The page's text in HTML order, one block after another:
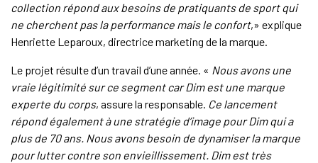
collection répond aux besoins de pratiquants de sport qui
ne cherchent pas la performance mais le confort,» explique
Henriette Leparoux, directrice marketing de la marque.
Le projet résulte d’un travail d’une année. « Nous avons une
vraie légitimité sur ce segment car Dim est une marque
experte du corps, assure la responsable. Ce lancement
répond également à une stratégie d’image pour Dim qui a
plus de 70 ans. Nous avons besoin de dynamiser la marque
pour lutter contre son envieillissement. Dim est très